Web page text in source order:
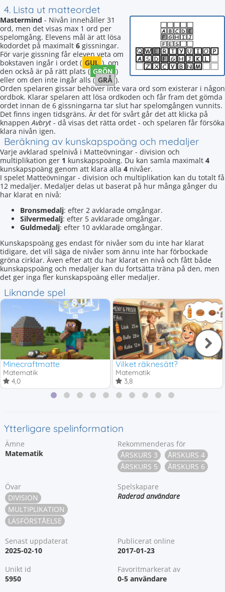
4. Lista ut matteordet
Mastermind - Nivån innehåller 31
ord, men det visas max 1 ord per
spelomgång. Elevens mål är att lösa
kodordet på maximalt 6 gissningar.
För varje gissning får eleven veta om
bokstaven ingår i ordet ( GUL ), om
den också är på rätt plats ( GRÖN )
eller om den inte ingår alls ( GRÅ ).
Orden spelaren gissar behöver inte vara ord som existerar i någon
ordbok. Klarar spelaren att lösa ordkoden och får fram det gömda
ordet innan de 6 gissningarna tar slut har spelomgången vunnits.
Det finns ingen tidsgräns. Är det för svårt går det att klicka på
knappenAvbryt - då visas det rätta ordet - och spelaren får försöka
klara nivån igen.
Beräkning av kunskapspoäng och medaljer
Varje avklarad spelnivå i Matteövningar - division och
multiplikation ger 1 kunskapspoäng. Du kan samla maximalt 4
kunskapspoäng genom att klara alla 4 nivåer.
I spelet Matteövningar - division och multiplikation kan du totalt få
12 medaljer. Medaljer delas ut baserat på hur många gånger du
har klarat en nivå:
Bronsmedalj: efter 2 avklarade omgångar.
Silvermedalj: efter 5 avklarade omgångar.
Guldmedalj: efter 10 avklarade omgångar.
Kunskapspoäng ges endast för nivåer som du inte har klarat
tidigare, det vill säga de nivåer som ännu inte har förbockade
gröna cirklar. Även efter att du har klarat en nivå och fått både
kunskapspoäng och medaljer kan du fortsätta träna på den, men
det ger inga fler kunskapspoäng eller medaljer.
Liknande spel
Minecraftmatte
Matematik
4,0
Vilket räknesätt?
Matematik
3,8
Ytterligare spelinformation
Ämne
Matematik
Rekommenderas för
ÅRSKURS 3
ÅRSKURS 4
ÅRSKURS 5
ÅRSKURS 6
Övar
DIVISION
MULTIPLIKATION
LÄSFÖRSTÅELSE
Spelskapare
Raderad användare
Senast uppdaterat
2025-02-10
Publicerat online
2017-01-23
Unikt id
5950
Favoritmarkerat av
0-5 användare